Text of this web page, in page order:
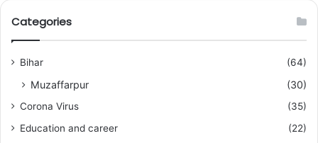
Categories
Bihar (64)
Muzaffarpur (30)
Corona Virus
(35)
Education and career
(22)